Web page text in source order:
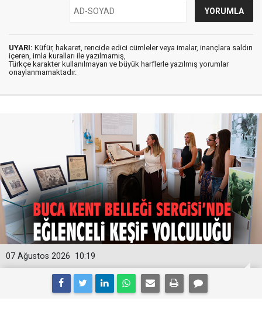
UYARI: Küfür, hakaret, rencide edici cümleler veya imalar, inançlara saldırı
içeren, imla kuralları ile yazılmamış,
Türkçe karakter kullanılmayan ve büyük harflerle yazılmış yorumlar
onaylanmamaktadır.
10:19
07 Ağustos 2026